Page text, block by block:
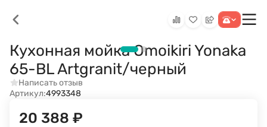
Кухонная мойка Omoikiri Yonaka
65-BL Artgranit/черный
Написать отзыв
Артикул:4993348
20 388 ₽